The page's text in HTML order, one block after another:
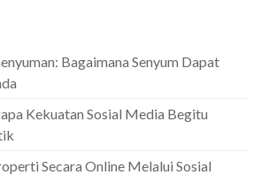
Bagaimana Senyum Dapat
Kekuatan Sosial Media Begitu
Secara Online Melalui Sosial